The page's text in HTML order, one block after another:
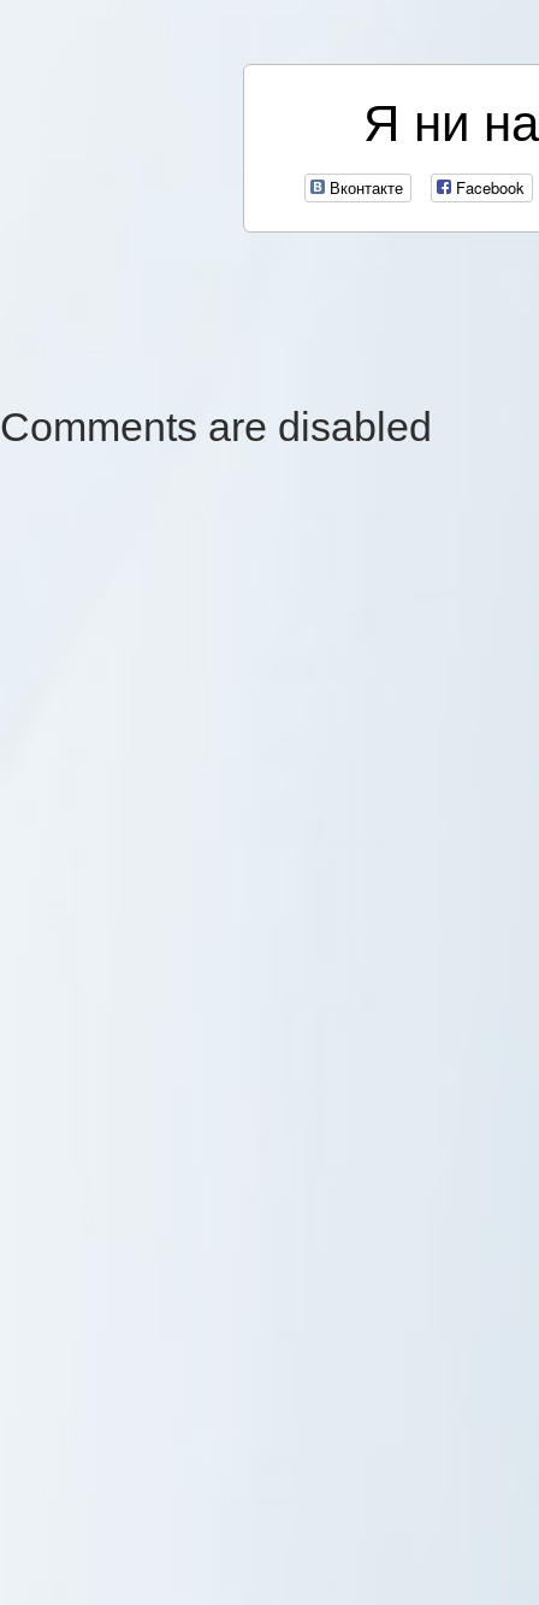
Я ни
Вконтакте Facebook
Comments are disabled